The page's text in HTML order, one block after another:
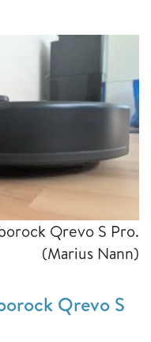
Qrevo S Pro.
(Marius Nann)
Qrevo S